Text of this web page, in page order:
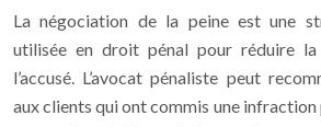
La négociation de la peine est une
utilisée en droit pénal pour réduire la
l’accusé. L’avocat pénaliste peut
aux clients qui ont commis une